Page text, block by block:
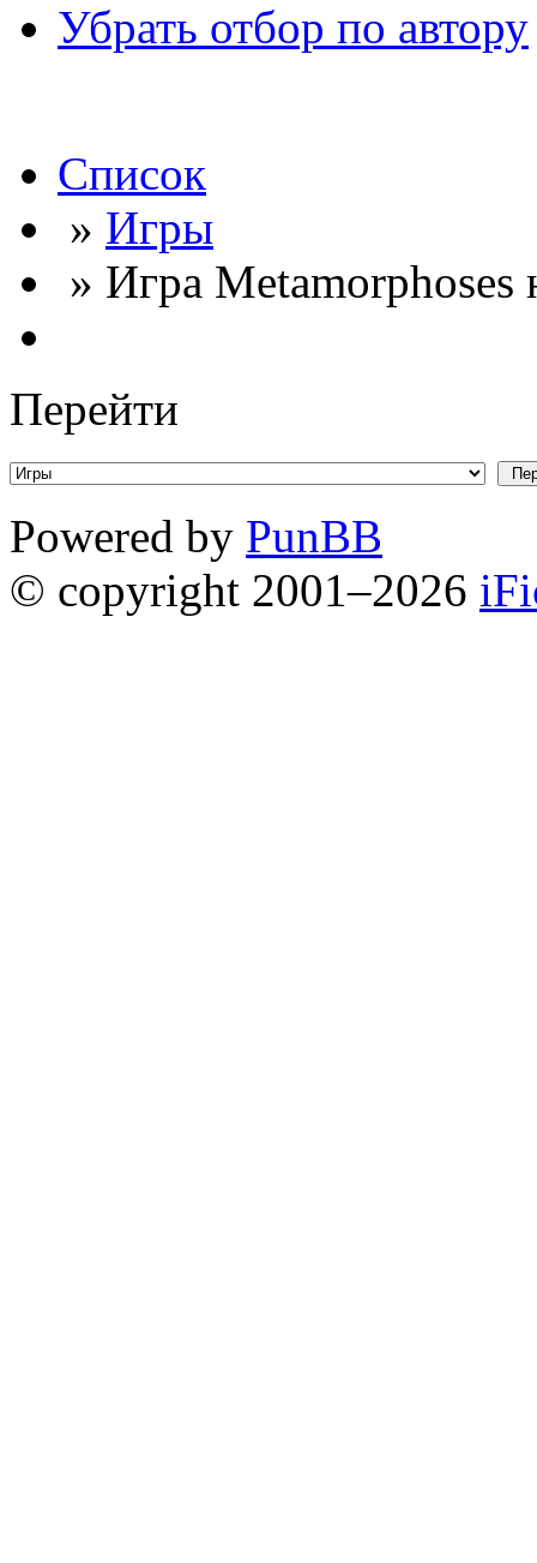
Убрать отбор по автору
Список
» Игры
» Игра Metamorphoses
Перейти
Powered by PunBB
© copyright 2001–2026